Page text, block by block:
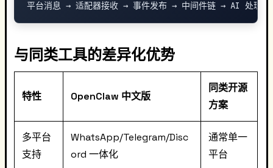
与同类工具的差异化优势
特性 OpenClaw 中文版
同类开源
方案
多平台
支持
WhatsApp/Telegram/Disc
ord 一体化
通常单一
平台